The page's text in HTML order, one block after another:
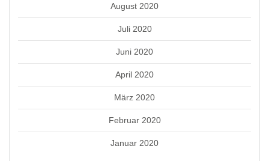
August 2020
Juli 2020
Juni 2020
April 2020
März 2020
Februar 2020
Januar 2020